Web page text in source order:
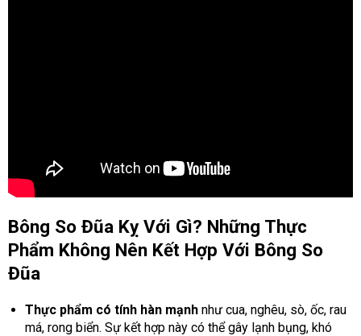
Bông So Đũa Kỵ Với Gì? Những Thực
Phẩm Không Nên Kết Hợp Với Bông So
Đũa
Thực phẩm có tính hàn mạnhnhư cua, nghêu, sò, ốc, rau
má, rong biển. Sự kết hợp này có thể gây lạnh bụng, khó